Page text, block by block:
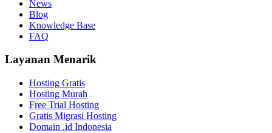
News
Blog
Knowledge Base
FAQ
Layanan Menarik
Hosting Gratis
Hosting Murah
Free Trial Hosting
Gratis Migrasi Hosting
Domain .id Indonesia